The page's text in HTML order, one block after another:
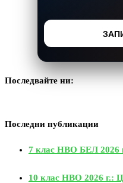
Последвайте ни:
Последни публикации
7 клас НВО БЕЛ 2026
10 клас НВО 2026 г.: